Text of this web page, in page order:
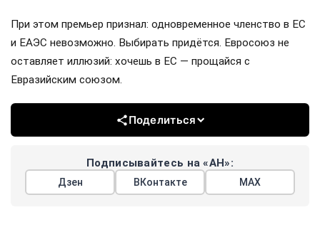
При этом премьер признал: одновременное членство в ЕС
и ЕАЭС невозможно. Выбирать придётся. Евросоюз не
оставляет иллюзий: хочешь в ЕС — прощайся с
Евразийским союзом.
Поделиться
Подписывайтесь на «АН»:
Дзен ВКонтакте МАХ